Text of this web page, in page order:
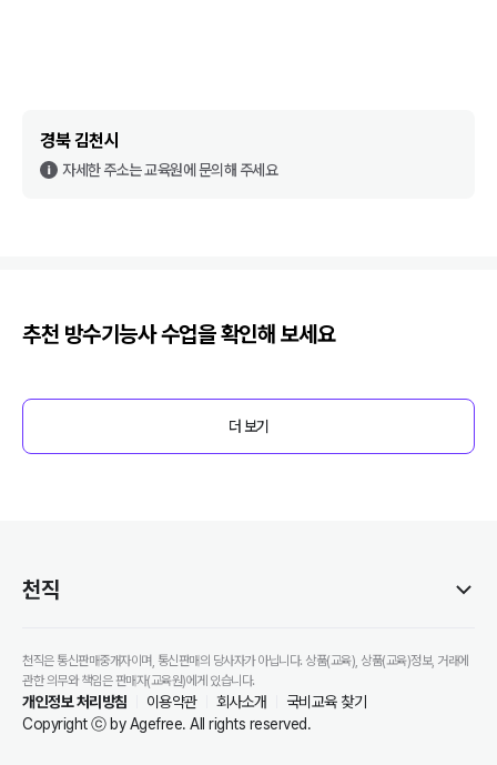
경북 김천시
자세한 주소는 교육원에 문의해 주세요
추천 방수기능사수업을 확인해 보세요
더 보기
천직
천직은 통신판매중개자이며, 통신판매의 당사자가 아닙니다. 상품(교육), 상품(교육)정보, 거래에
관한 의무와 책임은 판매자(교육원)에게 있습니다.
개인정보 처리방침 이용약관 회사소개
국비교육 찾기
Copyright ⓒ by Agefree. All rights reserved.